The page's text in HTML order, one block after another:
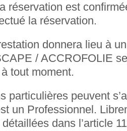
réservation est
la réservation.
donnera lieu à
/ ACCROFOLIE
tout moment.
particulières peuvent
un Professionnel.
dans l’article